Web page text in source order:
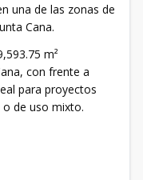
una de las zonas de
Cana.
m²
con frente a
para proyectos
de uso mixto.